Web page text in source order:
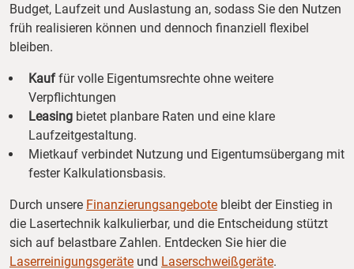
Budget, Laufzeit und Auslastung an, sodass Sie den Nutzen
früh realisieren können und dennoch finanziell flexibel
bleiben.
Kauffür volle Eigentumsrechte ohne weitere
Verpflichtungen
Leasing bietet planbare Raten und eine klare
Laufzeitgestaltung.
Mietkauf verbindet Nutzung und Eigentumsübergang mit
fester Kalkulationsbasis.
Durch unsere Finanzierungsangebote bleibt der Einstieg in
die Lasertechnik kalkulierbar, und die Entscheidung stützt
sich auf belastbare Zahlen. Entdecken Sie hier die
Laserreinigungsgeräte und Laserschweißgeräte.